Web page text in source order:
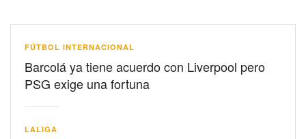
FÚTBOL INTERNACIONAL
Barcolá ya tiene acuerdo con Liverpool pero
PSG exige una fortuna
LALIGA